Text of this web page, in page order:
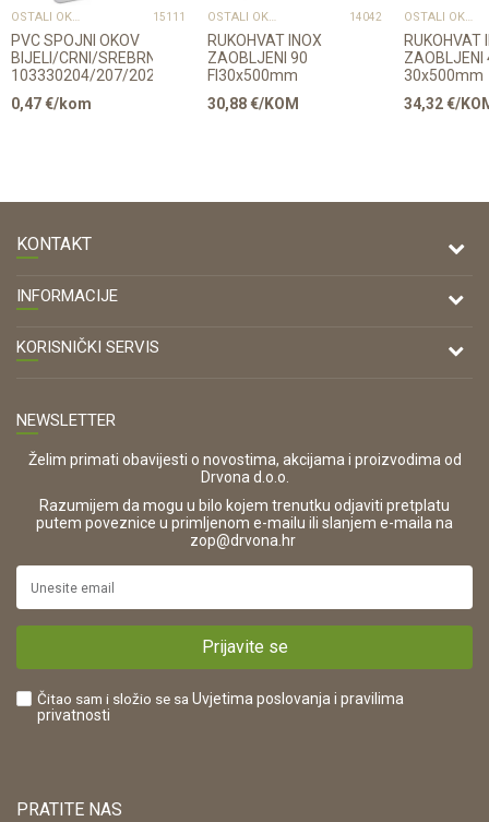
OSTALI OKOV - SITNICE 15111
PVC SPOJNI OKOV
BIJELI/CRNI/SREBRNI
103330204/207/202
0,47€/kom
OSTALI OKOV - SITNICE 14042
RUKOHVAT INOX
ZAOBLJENI 90
FI30x500mm
30,88€/KOM
OSTALI OKOV - SITNICE
RUKOHVAT
ZAOBLJENI
30x500mm
34,32€/
KONTAKT
DRVONA D.O.O.
Antuna Mihanovića 7,
47000 Karlovac
OIB:
42821181683
16280
https://www.drvona.hr/
POREZNI BROJ:
INFORMACIJE
O nama
KORISNIČKI SERVIS
Zaštita privatnosti i osobnih podataka
Korištenje kolačića
Pravo na odustajanje i jednostrani raskid ugovora
Reklamacije
Plaćanje karticama
Što dobivam registracijom?
NEWSLETTER
Želim primati obavijesti o novostima, akcijama i proizvodima od
Drvona d.o.o.
Razumijem da mogu u bilo kojem trenutku odjaviti pretplatu
putem poveznice u primljenom e-mailu ili slanjem e-maila na
zop@drvona.hr
Prijavite se
Čitao sam i složio se sa Uvjetima poslovanja i pravilima
privatnosti
PRATITE NAS